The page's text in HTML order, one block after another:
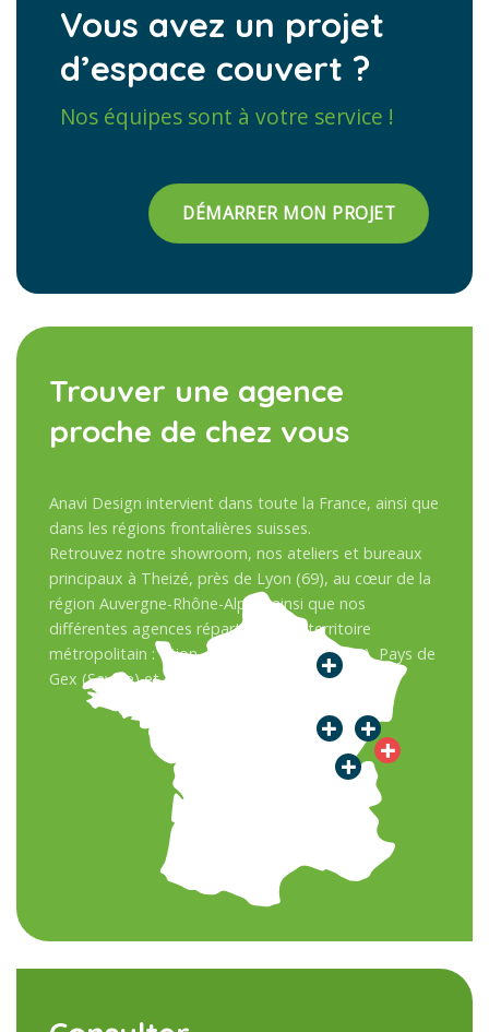
Vous avez un projet
d’espace couvert ?
Nos équipes sont à votre service !
DÉMARRER MON PROJET
Trouver une agence
proche de chez vous
Anavi Design intervient dans toute la France, ainsi que
dans les régions frontalières suisses.
Retrouvez notre showroom, nos ateliers et bureaux
principaux à Theizé, près de Lyon (69), au cœur de la
région Auvergne-Rhône-Alpes, ainsi que nos
différentes agences réparties sur le territoire
métropolitain : Dijon, Besançon, Sens (Paris), Pays de
Gex (Savoie) et en Suisse.